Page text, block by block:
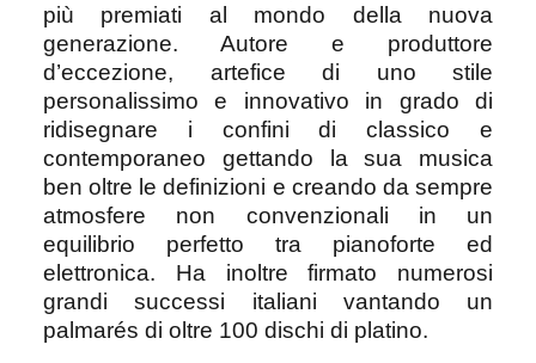
più premiati al mondo della nuova
generazione. Autore e produttore
d’eccezione, artefice di uno stile
personalissimo e innovativo in grado di
ridisegnare i confini di classico e
contemporaneo gettando la sua musica
ben oltre le definizioni e creando da sempre
atmosfere non convenzionali in un
equilibrio perfetto tra pianoforte ed
elettronica. Ha inoltre firmato numerosi
grandi successi italiani vantando un
palmarés di oltre 100 dischi di platino.